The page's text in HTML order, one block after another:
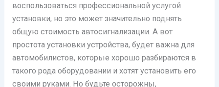
воспользоваться профессиональной услугой
установки, но это может значительно поднять
общую стоимость автосигнализации. А вот
простота установки устройства, будет важна для
автомобилистов, которые хорошо разбираются в
такого рода оборудовании и хотят установить его
своими руками. Но будьте осторожны,